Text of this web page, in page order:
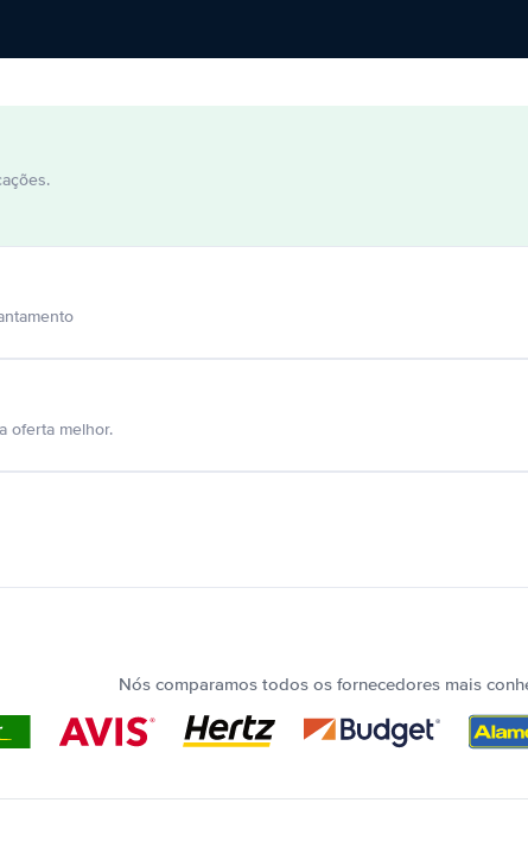
oferta melhor.
Nós comparamos todos os fornecedores mais